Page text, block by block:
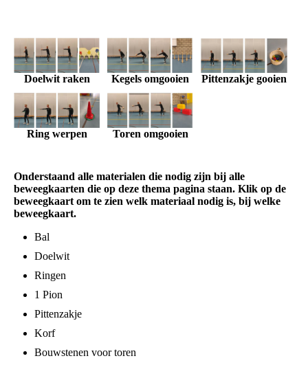
Doelwit raken Kegels omgooien Pittenzakje gooien
Ring werpen Toren omgooien
Onderstaand alle materialen die nodig zijn bij alle
beweegkaarten die op deze thema pagina staan. Klik op de
beweegkaart om te zien welk materiaal nodig is, bij welke
beweegkaart.
Bal
Doelwit
Ringen
1 Pion
Pittenzakje
Korf
Bouwstenen voor toren